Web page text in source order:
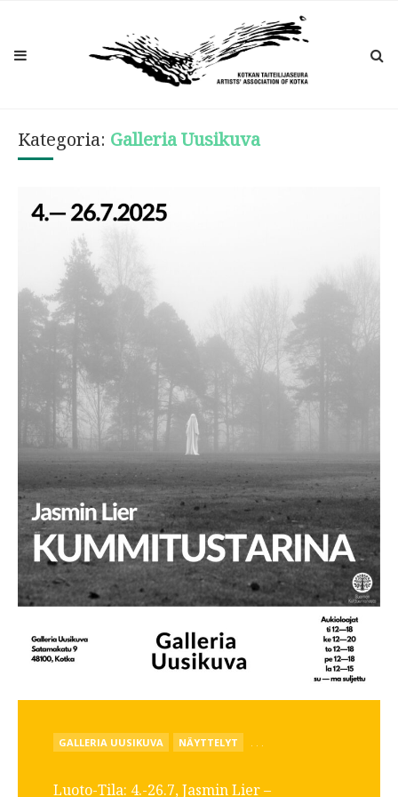
Kategoria: Galleria Uusikuva
POSTED
IN
GALLERIA UUSIKUVA NÄYTTELYT . . .
Luoto-Tila: 4.-26.7, Jasmin Lier –